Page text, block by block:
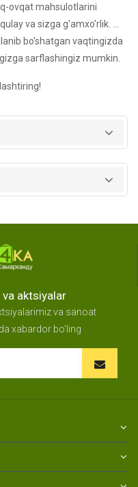
ovqat mahsulotlarini
va sizga g'amxo'rlik. ...
bo'shatgan vaqtingizda
sarflashingiz mumkin.
aktsiyalar
va sanoat
xabardor bo'ling